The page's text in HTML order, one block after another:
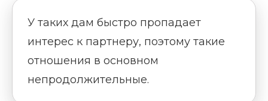
У таких дам быстро пропадает
интерес к партнеру, поэтому такие
отношения в основном
непродолжительные.